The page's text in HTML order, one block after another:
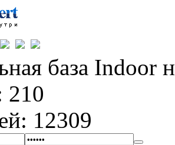
база Indoor
210
12309